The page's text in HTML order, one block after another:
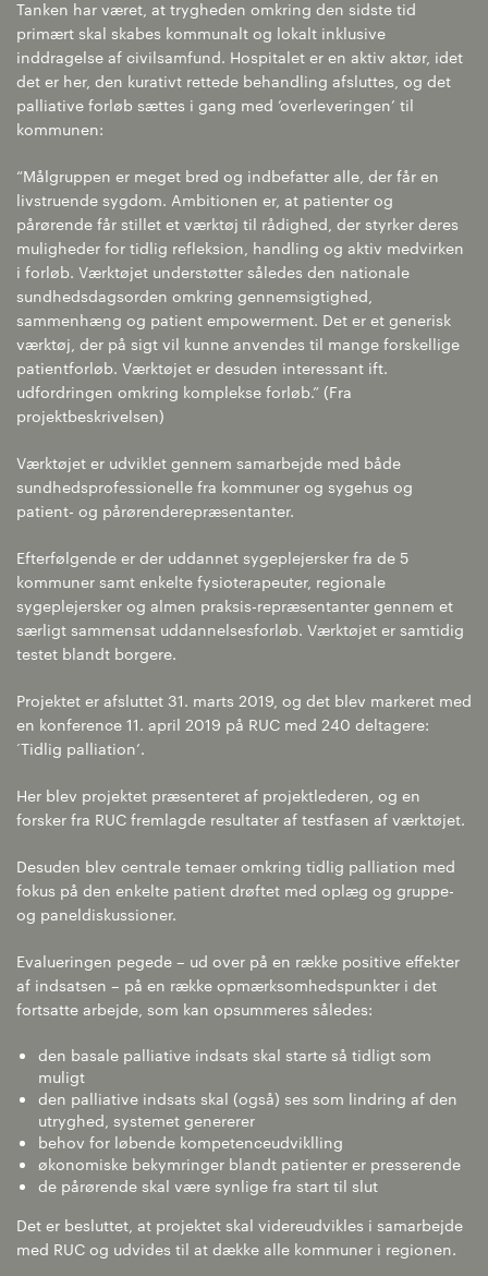
Tanken har været, at trygheden omkring den sidste tid
primært skal skabes kommunalt og lokalt inklusive
inddragelse af civilsamfund. Hospitalet er en aktiv aktør, idet
det er her, den kurativt rettede behandling afsluttes, og det
palliative forløb sættes i gang med ’overleveringen’ til
kommunen:
“Målgruppen er meget bred og indbefatter alle, der får en
livstruende sygdom. Ambitionen er, at patienter og
pårørende får stillet et værktøj til rådighed, der styrker deres
muligheder for tidlig refleksion, handling og aktiv medvirken
i forløb. Værktøjet understøtter således den nationale
sundhedsdagsorden omkring gennemsigtighed,
sammenhæng og patient empowerment. Det er et generisk
værktøj, der på sigt vil kunne anvendes til mange forskellige
patientforløb. Værktøjet er desuden interessant ift.
udfordringen omkring komplekse forløb.” (Fra
projektbeskrivelsen)
Værktøjet er udviklet gennem samarbejde med både
sundhedsprofessionelle fra kommuner og sygehus og
patient- og pårørenderepræsentanter.
Efterfølgende er der uddannet sygeplejersker fra de 5
kommuner samt enkelte fysioterapeuter, regionale
sygeplejersker og almen praksis-repræsentanter gennem et
særligt sammensat uddannelsesforløb. Værktøjet er samtidig
testet blandt borgere.
Projektet er afsluttet 31. marts 2019, og det blev markeret med
en konference 11. april 2019 på RUC med 240 deltagere:
‘Tidlig palliation’.
Her blev projektet præsenteret af projektlederen, og en
forsker fra RUC fremlagde resultater af testfasen af værktøjet.
Desuden blev centrale temaer omkring tidlig palliation med
fokus på den enkelte patient drøftet med oplæg og gruppe-
og paneldiskussioner.
Evalueringen pegede – ud over på en række positive effekter
af indsatsen – på en række opmærksomhedspunkter i det
fortsatte arbejde, som kan opsummeres således:
den basale palliative indsats skal starte så tidligt som
muligt
den palliative indsats skal (også) ses som lindring af den
utryghed, systemet genererer
behov for løbende kompetenceudviklling
økonomiske bekymringer blandt patienter er presserende
de pårørende skal være synlige fra start til slut
Det er besluttet, at projektet skal videreudvikles i samarbejde
med RUC og udvides til at dække alle kommuner i regionen.